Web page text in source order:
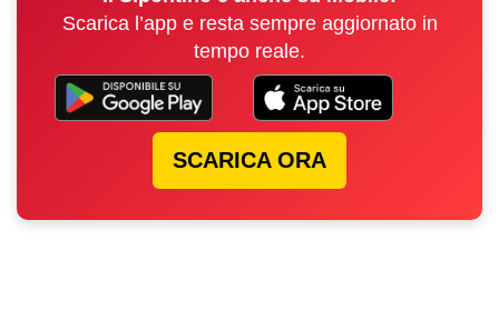
Scarica l’app e resta sempre aggiornato in
tempo reale.
SCARICA ORA